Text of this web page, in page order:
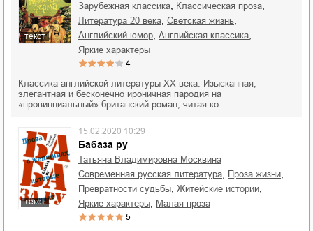
текст
зарубежная классика
классическая проза
литература 20 века светская жизнь
английский юмор английская классика
яркие характеры
4
Классика английской литературы ХХ века. Изысканная,
элегантная и бесконечно ироничная пародия на
«провинциальный» британский роман, читая ко…
текст
Бабаза ру
15.02.2020 10:29
Татьяна Владимировна Москвина
современная русская литература
проза жизни
превратности судьбы житейские истории
яркие характеры малая проза
5